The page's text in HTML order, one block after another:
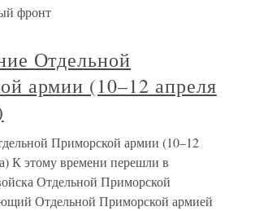
фронт
Отдельной
армии (10–12 апреля
Приморской армии (10–12
К этому времени перешли в
Отдельной Приморской
Отдельной Приморской армией